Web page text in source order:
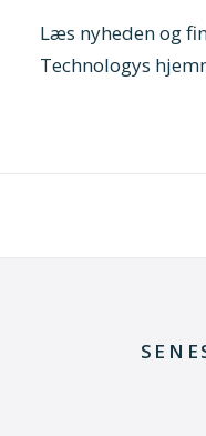
Læs nyheden og
Technologys